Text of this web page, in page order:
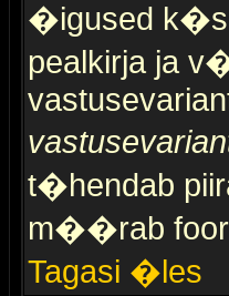
�igused
pealkirja ja
t�hendab
m��rab
Tagasi �les